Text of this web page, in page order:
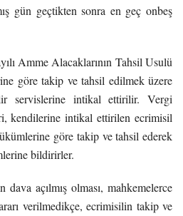
gün geçtikten sonra en geç onbeş
Amme Alacaklarının Tahsil Usulü
göre takip ve tahsil edilmek üzere
servislerine intikal ettirilir. Vergi
kendilerine intikal ettirilen ecrimisil
göre takip ve tahsil ederek
bildirirler.
açılmış olması, mahkemelerce
verilmedikçe, ecrimisilin takip ve